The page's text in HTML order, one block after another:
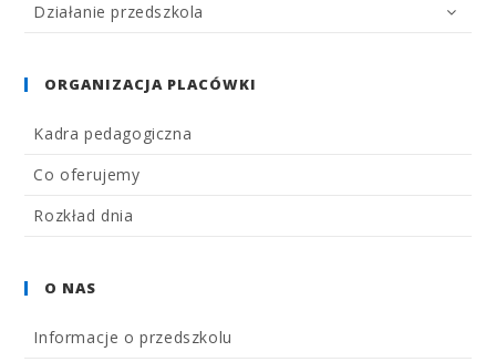
Działanie przedszkola
ORGANIZACJA PLACÓWKI
Kadra pedagogiczna
Co oferujemy
Rozkład dnia
O NAS
Informacje o przedszkolu